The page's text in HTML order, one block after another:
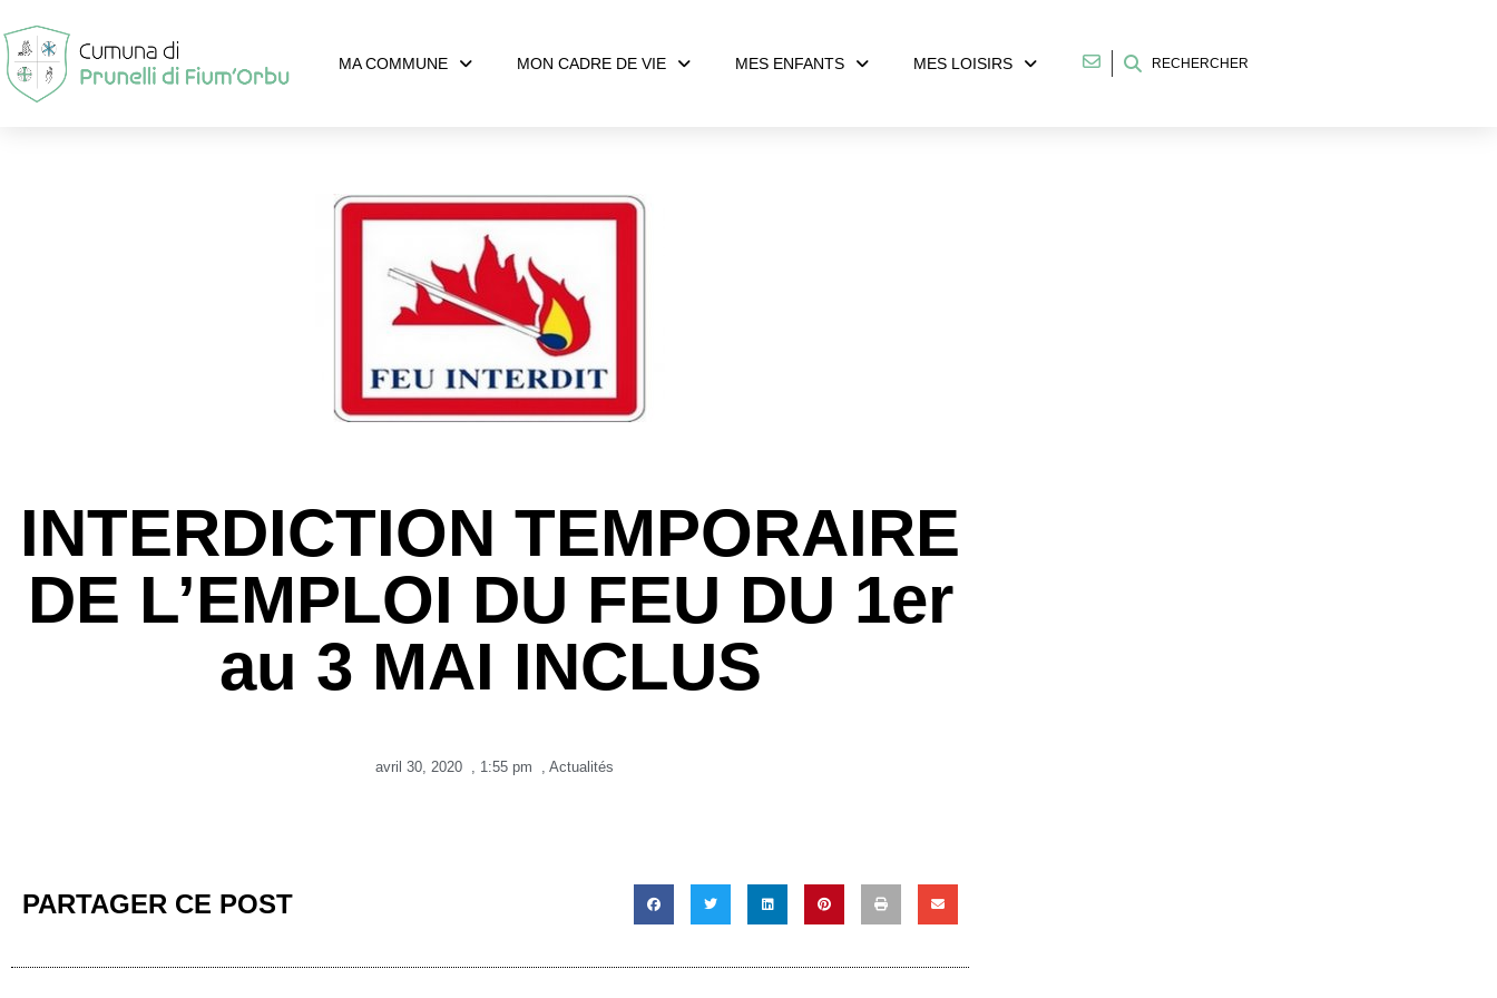
MA COMMUNE MON CADRE DE VIE MES ENFANTS MES LOISIRS RECHERCHER
INTERDICTION TEMPORAIRE
DE L’EMPLOI DU FEU DU 1er
au 3 MAI INCLUS
avril 30, 2020 , 1:55 pm , Actualités
PARTAGER CE POST